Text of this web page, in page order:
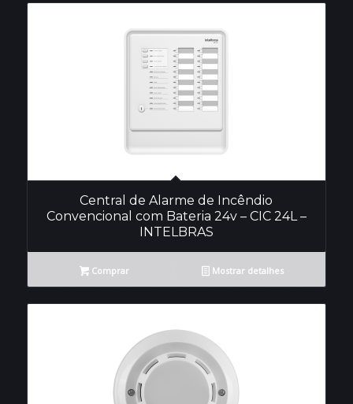
Central de Alarme de Incêndio
Convencional com Bateria 24v – CIC 24L –
INTELBRAS
Comprar Mostrar detalhes